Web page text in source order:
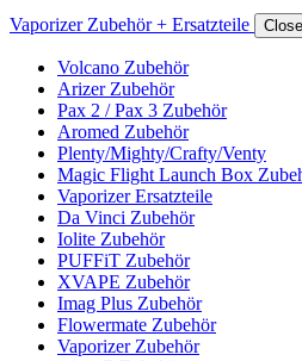
Vaporizer Zubehör + Ersatzteile Close
Volcano Zubehör
Arizer Zubehör
Pax 2 / Pax 3 Zubehör
Aromed Zubehör
Plenty/Mighty/Crafty/Venty
Magic Flight Launch Box
Vaporizer Ersatzteile
Da Vinci Zubehör
Iolite Zubehör
PUFFiT Zubehör
XVAPE Zubehör
Imag Plus Zubehör
Flowermate Zubehör
Vaporizer Zubehör